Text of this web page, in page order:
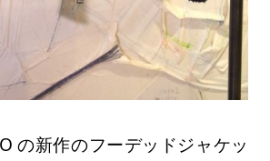
の新作のフーデッドジャケッ